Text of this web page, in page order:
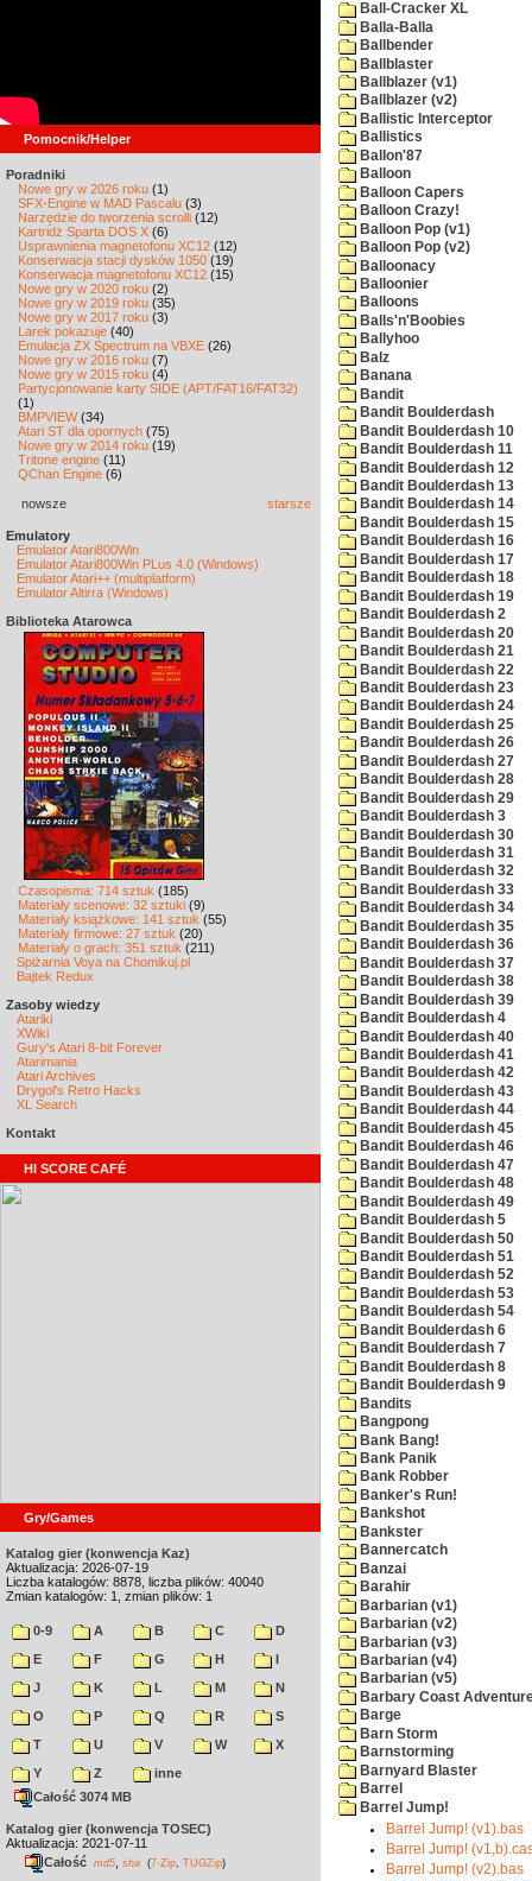
Pomocnik/Helper
Poradniki
Nowe gry w 2026 roku (1)
SFX-Engine w MAD Pascalu (3)
Narzędzie do tworzenia scrolli (12)
Kartridż Sparta DOS X (6)
Usprawnienia magnetofonu XC12 (12)
Konserwacja stacji dysków 1050 (19)
Konserwacja magnetofonu XC12 (15)
Nowe gry w 2020 roku (2)
Nowe gry w 2019 roku (35)
Nowe gry w 2017 roku (3)
Larek pokazuje (40)
Emulacja ZX Spectrum na VBXE (26)
Nowe gry w 2016 roku (7)
Nowe gry w 2015 roku (4)
Partycjonowanie karty SIDE (APT/FAT16/FAT32)
(1)
BMPVIEW(34)
Atari ST dla opornych (75)
Nowe gry w 2014 roku (19)
Tritone engine (11)
QChan Engine (6)
nowsze starsze
Emulatory
Emulator Atari800Win
Emulator Atari800Win PLus 4.0 (Windows)
Emulator Atari++ (multiplatform)
Emulator Altirra (Windows)
Biblioteka Atarowca
Czasopisma: 714 sztuk (185)
Materiały scenowe: 32 sztuki (9)
Materiały książkowe: 141 sztuk (55)
Materiały firmowe: 27 sztuk (20)
Materiały o grach: 351 sztuk (211)
Spiżarnia Voya na Chomikuj.pl
Bajtek Redux
Zasoby wiedzy
Atariki
XWiki
Gury's Atari 8-bit Forever
Atarimania
Atari Archives
Drygol's Retro Hacks
XL Search
Kontakt
HI SCORE CAFÉ
Gry/Games
Katalog gier (konwencja Kaz)
Aktualizacja: 2026-07-19
Liczba katalogów: 8878, liczba plików: 40040
Zmian katalogów: 1, zmian plików: 1
0-9 A B C
D
E
F G H
I
J
K L M
N
O
P Q R
S
T
U V W
X
Y
Z
inne
Całość 3074 MB
Katalog gier (konwencja TOSEC)
Aktualizacja: 2021-07-11
Całość md5 sha (7-Zip TUGZip)
Ball-Cracker XL
Balla-Balla
Ballbender
Ballblaster
Ballblazer (v1)
Ballblazer (v2)
Ballistic Interceptor
Ballistics
Ballon'87
Balloon
Balloon Capers
Balloon Crazy!
Balloon Pop (v1)
Balloon Pop (v2)
Balloonacy
Balloonier
Balloons
Balls'n'Boobies
Ballyhoo
Balz
Banana
Bandit
Bandit Boulderdash
Bandit Boulderdash 10
Bandit Boulderdash 11
Bandit Boulderdash 12
Bandit Boulderdash 13
Bandit Boulderdash 14
Bandit Boulderdash 15
Bandit Boulderdash 16
Bandit Boulderdash 17
Bandit Boulderdash 18
Bandit Boulderdash 19
Bandit Boulderdash 2
Bandit Boulderdash 20
Bandit Boulderdash 21
Bandit Boulderdash 22
Bandit Boulderdash 23
Bandit Boulderdash 24
Bandit Boulderdash 25
Bandit Boulderdash 26
Bandit Boulderdash 27
Bandit Boulderdash 28
Bandit Boulderdash 29
Bandit Boulderdash 3
Bandit Boulderdash 30
Bandit Boulderdash 31
Bandit Boulderdash 32
Bandit Boulderdash 33
Bandit Boulderdash 34
Bandit Boulderdash 35
Bandit Boulderdash 36
Bandit Boulderdash 37
Bandit Boulderdash 38
Bandit Boulderdash 39
Bandit Boulderdash 4
Bandit Boulderdash 40
Bandit Boulderdash 41
Bandit Boulderdash 42
Bandit Boulderdash 43
Bandit Boulderdash 44
Bandit Boulderdash 45
Bandit Boulderdash 46
Bandit Boulderdash 47
Bandit Boulderdash 48
Bandit Boulderdash 49
Bandit Boulderdash 5
Bandit Boulderdash 50
Bandit Boulderdash 51
Bandit Boulderdash 52
Bandit Boulderdash 53
Bandit Boulderdash 54
Bandit Boulderdash 6
Bandit Boulderdash 7
Bandit Boulderdash 8
Bandit Boulderdash 9
Bandits
Bangpong
Bank Bang!
Bank Panik
Bank Robber
Banker's Run!
Bankshot
Bankster
Bannercatch
Banzai
Barahir
Barbarian (v1)
Barbarian (v2)
Barbarian (v3)
Barbarian (v4)
Barbarian (v5)
Barbary Coast
Barge
Barn Storm
Barnstorming
Barnyard Blaster
Barrel
Barrel Jump!
Barrel Jump! (v1).bas
Barrel Jump!
Barrel Jump! (v2).bas